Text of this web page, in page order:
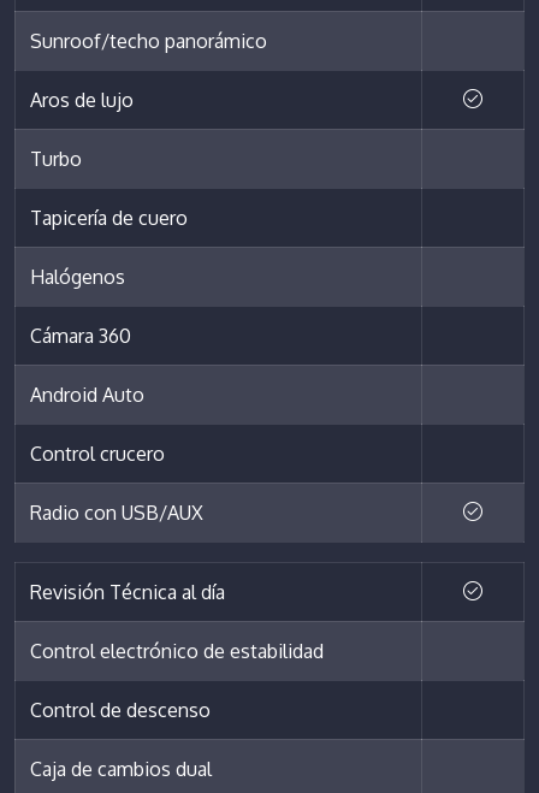
Sunroof/techo panorámico
Aros de lujo
Turbo
Tapicería de cuero
Halógenos
Cámara 360
Android Auto
Control crucero
Radio con USB/AUX
Revisión Técnica al día
Control electrónico de estabilidad
Control de descenso
Caja de cambios dual